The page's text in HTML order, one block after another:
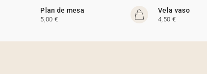
Plan de mesa
5,00 €
Vela vaso
4,50 €